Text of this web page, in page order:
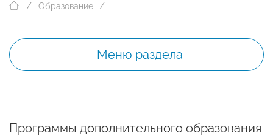
Образование
Меню раздела
Программы дополнительного образования